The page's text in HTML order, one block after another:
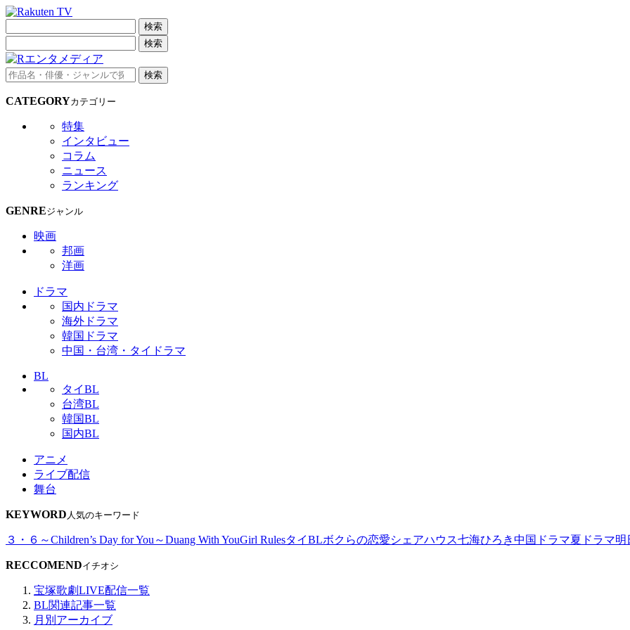
検索
検索
検索
CATEGORYカテゴリー
特集
インタビュー
コラム
ニュース
ランキング
GENREジャンル
映画
邦画
洋画
ドラマ
国内ドラマ
海外ドラマ
韓国ドラマ
中国・台湾・タイドラマ
BL
タイBL
台湾BL
韓国BL
国内BL
アニメ
ライブ配信
舞台
KEYWORD 人気のキーワード
３・６～Children’s Day for You～Duang With YouGirl RulesタイBLボクらの恋愛シェアハウス七海ひろき中国ドラマ夏ドラマ明
RECCOMENDイチオシ
宝塚歌劇LIVE配信一覧
BL関連記事一覧
月別アーカイブ